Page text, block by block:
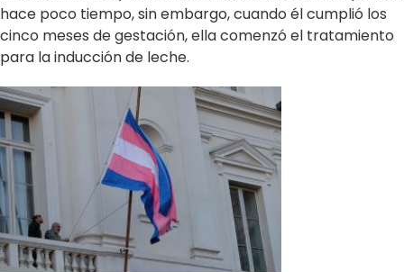
hace poco tiempo, sin embargo, cuando él cumplió los
cinco meses de gestación, ella comenzó el tratamiento
para la inducción de leche.